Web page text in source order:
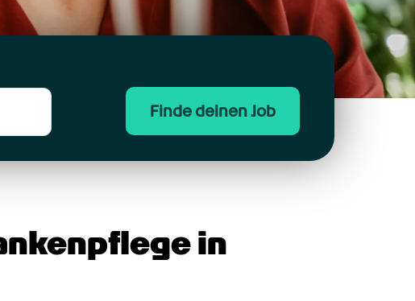
Finde deinen Job
in